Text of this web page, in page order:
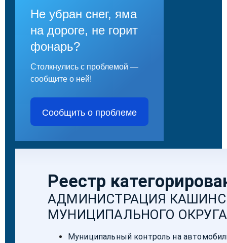
Не убран снег, яма
на дороге, не горит
фонарь?
Столкнулись с проблемой —
сообщите о ней!
Сообщить о проблеме